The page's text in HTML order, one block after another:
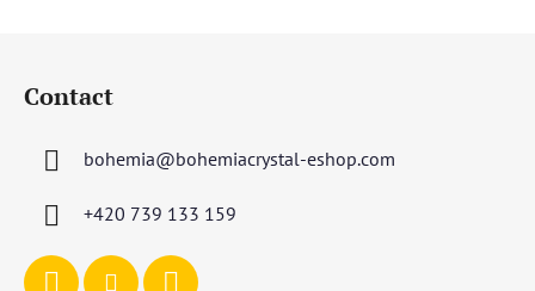
Contact
bohemia@bohemiacrystal-eshop.com
+420 739 133 159